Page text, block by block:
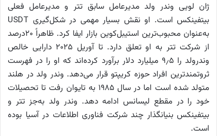
ژان لویی وندر ولد مدیرعامل سابق تتر و مدیرعامل فعلی
بیتفینکس است. او نقش بسیار مهمی در شکل‌گیری USDT
به‌عنوان محبوب‌ترین استیبل‌کوین بازار ایفا کرد. ظاهراً ۲۰درصد
از شرکت تتر به او تعلق دارد. تا آوریل ۲۰۲۵ دارایی خالص
وندرولد را ۹٫۵ میلیارد دلار برآورد کرده‌اند که او را در فهرست
ثروتمندترین افراد حوزه کریپتو قرار می‌دهد. وندر ولد در هلند
متولد شده است اما در سال ۱۹۸۵ به تایوان رفت تا تحصیلات
خود را در مقطع لیسانس ادامه دهد. وندر ولد به‌جز تتر و
بیتفینکس بنیانگذار چند شرکت فناوری اطلاعات در آسیا بوده
است.